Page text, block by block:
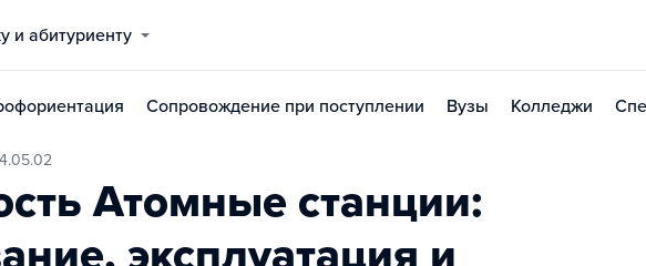
и абитуриенту
Сопровождение при поступлении Вузы Колледжи
Атомные станции:
эксплуатация и